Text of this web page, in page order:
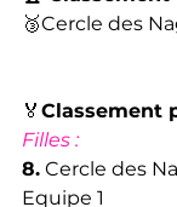
🥉Cercle des
🏅 Classement
Filles :
8. Cercle des
Equipe 1